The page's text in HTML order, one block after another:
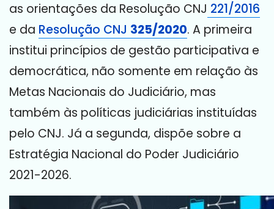
as orientações da Resolução CNJ 221/2016
e da Resolução CNJ 325/2020. A primeira
institui princípios de gestão participativa e
democrática, não somente em relação às
Metas Nacionais do Judiciário, mas
também às políticas judiciárias instituídas
pelo CNJ. Já a segunda, dispõe sobre a
Estratégia Nacional do Poder Judiciário
2021-2026.